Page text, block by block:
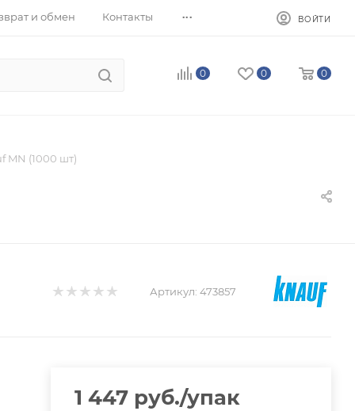
и обмен Контакты ... ВОЙТИ
0 0 0
MN (1000 шт)
Артикул: 473857
1 447руб./упак